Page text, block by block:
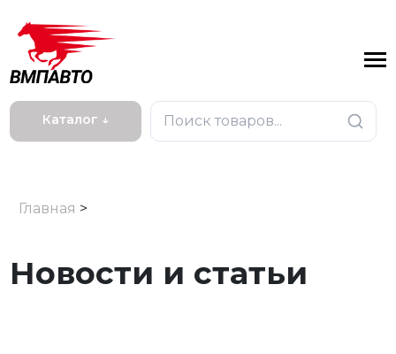
Каталог ↓
Главная >
Новости и статьи